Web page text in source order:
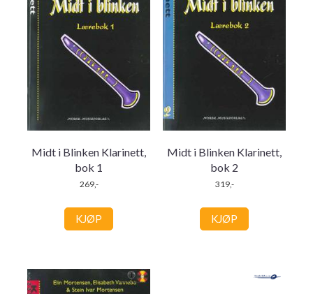
Midt i Blinken Klarinett,
bok 1
269,-
KJØP
Midt i Blinken Klarinett,
bok 2
319,-
KJØP